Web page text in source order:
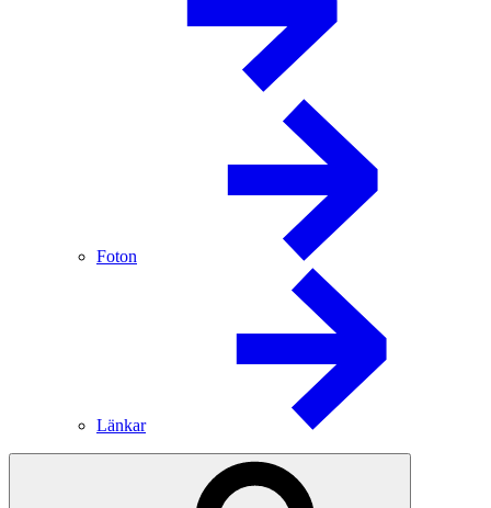
Foton
Länkar